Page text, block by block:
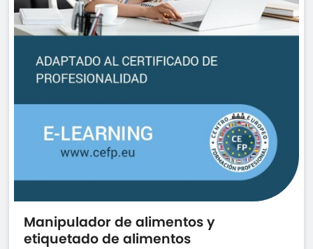
Manipulador de alimentos y
etiquetado de alimentos